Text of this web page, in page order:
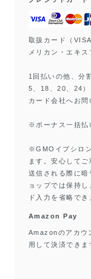
取扱カード（
メリカン・エキス
1回払いの他、分
5、18、20、24）
カード会社へお問
※ボーナス一括払
※GMOイプシロ
ます。安心して
送信される際に暗
ョップでは保持
ド入力を省略でき
Amazon Pay
Amazonのアカウ
用して決済できま